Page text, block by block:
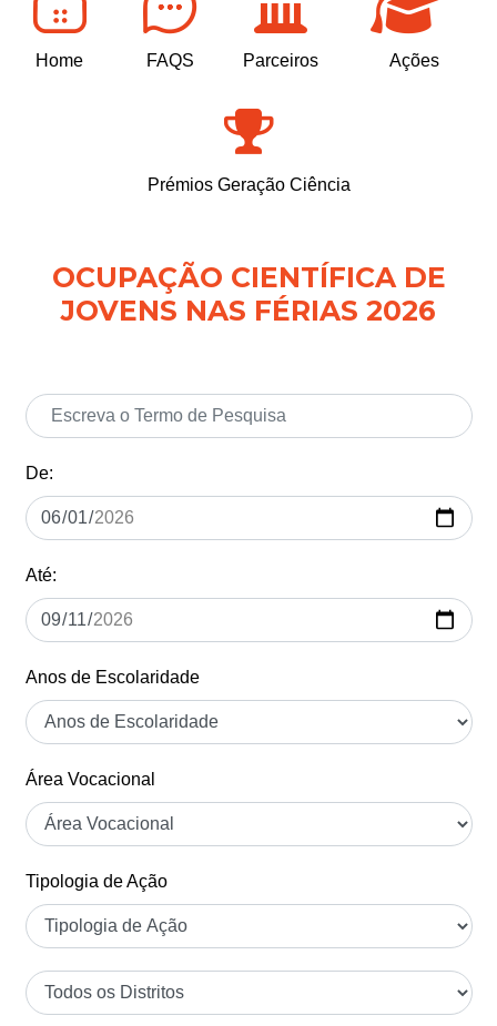
Home FAQS Parceiros Ações
Prémios Geração Ciência
OCUPAÇÃO CIENTÍFICA DE
JOVENS NAS FÉRIAS 2026
De:
Até:
Anos de Escolaridade
Área Vocacional
Tipologia de Ação